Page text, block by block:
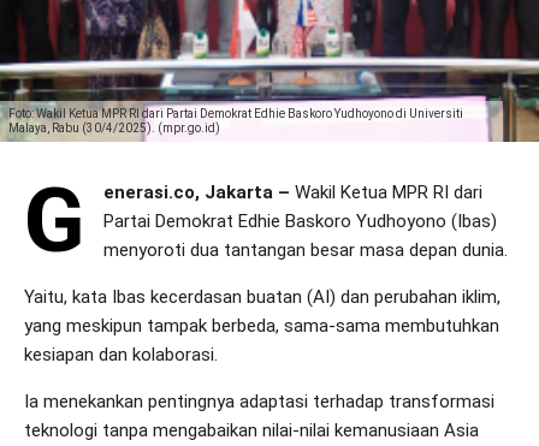
Foto: Wakil Ketua MPR RI dari Partai Demokrat Edhie Baskoro Yudhoyono di Universiti
Malaya, Rabu (30/4/2025). (mpr.go.id)
G enerasi.co, Jakarta – Wakil Ketua MPR RI dari
Partai Demokrat Edhie Baskoro Yudhoyono (Ibas)
menyoroti dua tantangan besar masa depan dunia.
Yaitu, kata Ibas kecerdasan buatan (AI) dan perubahan iklim,
yang meskipun tampak berbeda, sama-sama membutuhkan
kesiapan dan kolaborasi.
Ia menekankan pentingnya adaptasi terhadap transformasi
teknologi tanpa mengabaikan nilai-nilai kemanusiaan Asia